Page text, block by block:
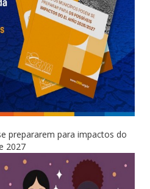
prepararem para impactos do
2027